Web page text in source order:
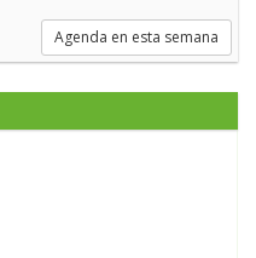
Agenda en esta semana